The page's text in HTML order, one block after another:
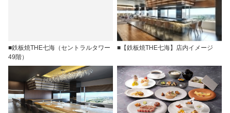
■鉄板焼THE七海（セントラルタワー
49階）
■【鉄板焼THE七海】店内イメージ